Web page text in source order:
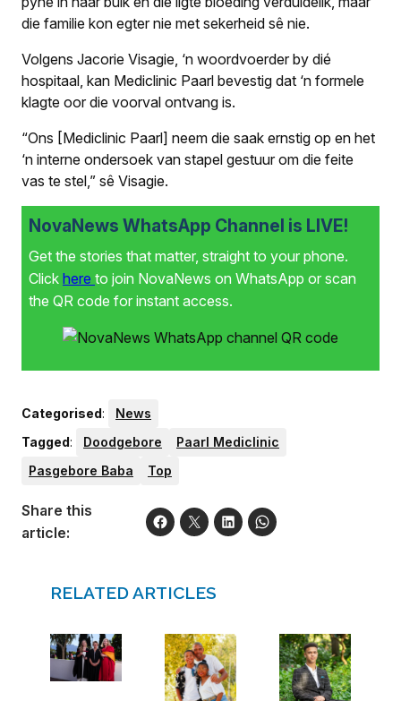
die familie kon egter nie met sekerheid sê nie.
Volgens Jacorie Visagie, ‘n woordvoerder by dié
hospitaal, kan Mediclinic Paarl bevestig dat ‘n formele
klagte oor die voorval ontvang is.
“Ons [Mediclinic Paarl] neem die saak ernstig op en het
‘n interne ondersoek van stapel gestuur om die feite
vas te stel,” sê Visagie.
NovaNews WhatsApp Channel is LIVE!
Get the stories that matter, straight to your phone.
Click here to join NovaNews on WhatsApp or scan
the QR code for instant access.
Categorised:
News
Tagged: Doodgebore
Paarl Mediclinic
Pasgebore Baba
Top
Share this
article:
RELATED ARTICLES